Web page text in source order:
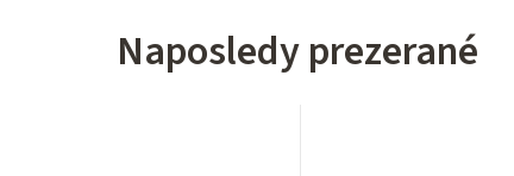
Naposledy prezerané